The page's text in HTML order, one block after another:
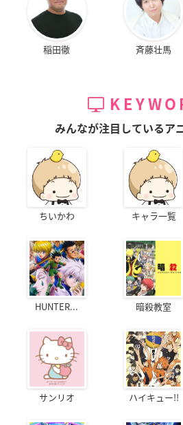
稲田徹 斉藤壮馬
みんなが注目しているア
ちいかわ キャラ一覧
HUNTER... 暗殺教室
サンリオ ハイキュー!!